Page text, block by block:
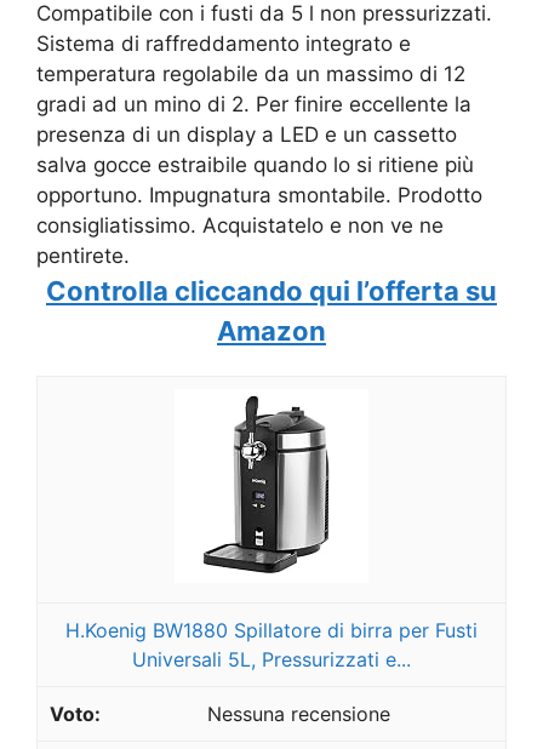
Compatibile con i fusti da 5 l non pressurizzati.
Sistema di raffreddamento integrato e
temperatura regolabile da un massimo di 12
gradi ad un mino di 2. Per finire eccellente la
presenza di un display a LED e un cassetto
salva gocce estraibile quando lo si ritiene più
opportuno. Impugnatura smontabile. Prodotto
consigliatissimo. Acquistatelo e non ve ne
pentirete.
Controlla cliccando qui l’offerta su
Amazon
H.Koenig BW1880 Spillatore di birra per Fusti
Universali 5L, Pressurizzati e...
Nessuna recensione